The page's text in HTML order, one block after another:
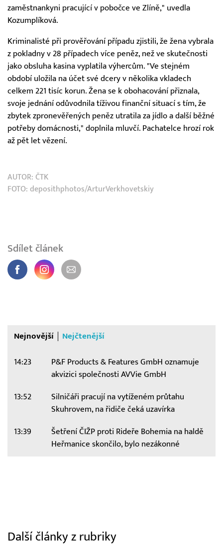
zaměstnankyni pracující v pobočce ve Zlíně," uvedla
Kozumplíková.
Kriminalisté při prověřování případu zjistili, že žena vybrala
z pokladny v 28 případech více peněz, než ve skutečnosti
jako obsluha kasina vyplatila výhercům. "Ve stejném
období uložila na účet své dcery v několika vkladech
celkem 221 tisíc korun. Žena se k obohacování přiznala,
svoje jednání odůvodnila tíživou finanční situací s tím, že
zbytek zpronevěřených peněz utratila za jídlo a další běžné
potřeby domácnosti," doplnila mluvčí. Pachatelce hrozí rok
až pět let vězení.
AUTOR: ČTK
FOTO: deposithphotos/ArturVerkhovetskiy
Sdílet článek
Nejnovější Nejčtenější
14:23
P&F Products & Features GmbH oznamuje
akvizici společnosti AVVie GmbH
13:52
Silničáři pracují na vytíženém průtahu
Skuhrovem, na řidiče čeká uzavírka
13:39
Šetření ČIŽP proti Rideře Bohemia na haldě
Heřmanice skončilo, bylo nezákonné
Další články z rubriky